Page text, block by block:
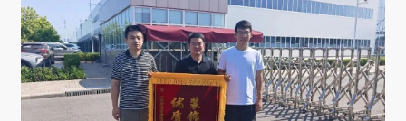
社会价值
关于我们